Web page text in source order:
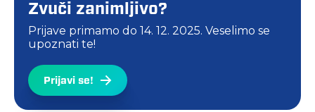
Zvuči zanimljivo?
Prijave primamo do 14. 12. 2025. Veselimo se
upoznati te!
Prijavi se!